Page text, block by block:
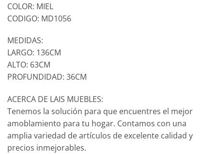
COLOR: MIEL
CODIGO: MD1056
MEDIDAS:
LARGO: 136CM
ALTO: 63CM
PROFUNDIDAD: 36CM
ACERCA DE LAIS MUEBLES:
Tenemos la solución para que encuentres el mejor
amoblamiento para tu hogar. Contamos con una
amplia variedad de artículos de excelente calidad y
precios inmejorables.